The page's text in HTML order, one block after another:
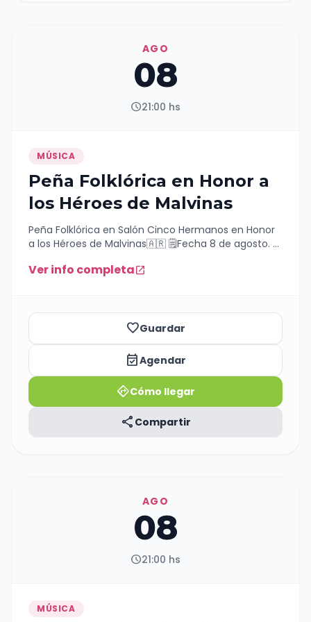
AGO
08
schedule21:00 hs
MÚSICA
Peña Folklórica en Honor a
los Héroes de Malvinas
Peña Folklórica en Salón Cinco Hermanos en Honor
a los Héroes de Malvinas🇦🇷 🗒️Fecha 8 de agosto. 📌
un alimento no perecedero a beneficio del Hogar
Ver info completaopen_in_new
favorite_borderGuardar
event_availableAgendar
directionsCómo llegar
share Compartir
AGO
08
schedule21:00 hs
MÚSICA